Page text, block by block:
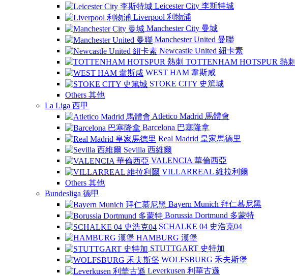
Leicester City 李斯特城
Liverpool 利物浦
Manchester City 曼城
Manchester United 曼聯
Newcastle United 紐卡素
TOTTENHAM HOTSPUR 熱刺
WEST HAM 韋斯咸
STOKE CITY 史篤城
Others 其他
La Liga 西甲
Atletico Madrid 馬體會
Barcelona 巴塞隆拿
Real Madrid 皇家馬德里
Sevilla 西維爾
VALENCIA 華倫西亞
VILLARREAL 維拉利爾
Others 其他
Bundesliga 德甲
Bayern Munich 拜仁慕尼黑
Borussia Dortmund 多蒙特
SCHALKE 04 史浩克04
HAMBURG 漢堡
STUTTGART 史特加
WOLFSBURG 禾夫斯堡
Leverkusen 利華古遜